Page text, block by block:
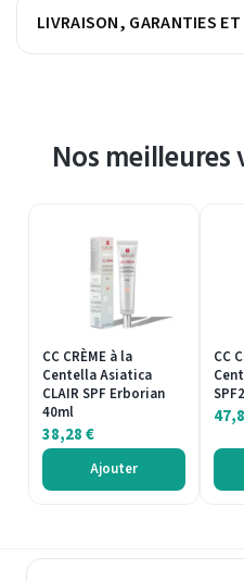
LIVRAISON, GARANTIES ET
Nos
CC CRÈME à la
Centella Asiatica
CLAIR SPF Erborian
40ml
38,28€
Ajouter
CC